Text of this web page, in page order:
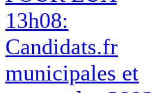
13h08:
Candidats.fr
municipales et